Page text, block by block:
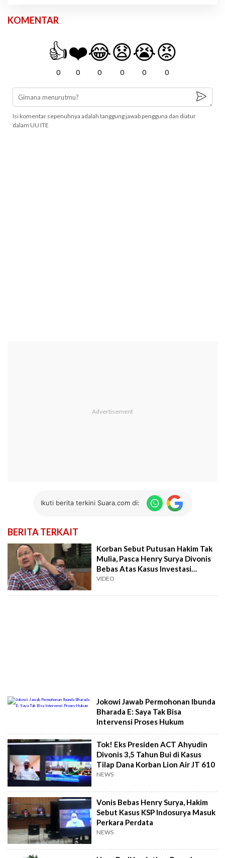
KOMENTAR
👍
0
❤️
0
😂
0
😧
0
😭
0
😡
0
Isi komentar sepenuhnya adalah tanggung jawab pengguna dan diatur
dalam UU ITE
Ikuti berita terkini Suara.com di:
BERITA TERKAIT
Korban Sebut Putusan Hakim Tak
Mulia, Pasca Henry Surya Divonis
Bebas Atas Kasus Investasi
Bodong Indosurya
VIDEO
Jokowi Jawab Permohonan Ibunda
Bharada E: Saya Tak Bisa
Intervensi Proses Hukum
Tok! Eks Presiden ACT Ahyudin
Divonis 3,5 Tahun Bui di Kasus
Tilap Dana Korban Lion Air JT 610
NEWS
Vonis Bebas Henry Surya, Hakim
Sebut Kasus KSP Indosurya Masuk
Perkara Perdata
NEWS